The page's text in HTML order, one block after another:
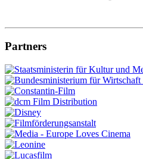
Partners